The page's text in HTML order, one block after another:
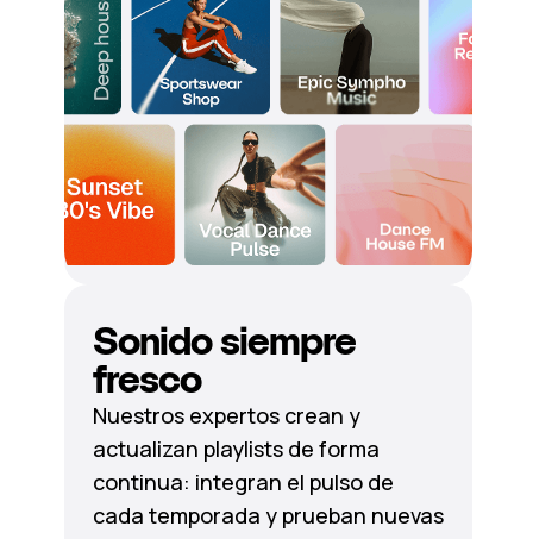
Sonido siempre
fresco
Nuestros expertos crean y
actualizan playlists de forma
continua: integran el pulso de
cada temporada y prueban nuevas